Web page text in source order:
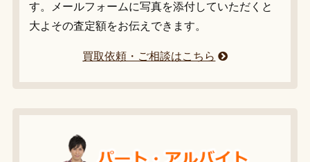
す。メールフォームに写真を添付していただくと
大よその査定額をお伝えできます。
買取依頼・ご相談はこちら